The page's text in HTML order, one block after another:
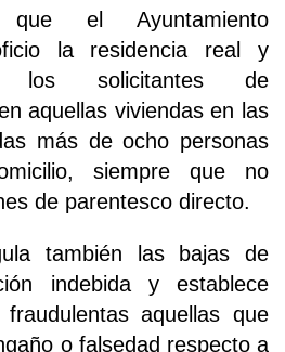
el Ayuntamiento
la residencia real y
los solicitantes de
aquellas viviendas en las
más de ocho personas
siempre que no
de parentesco directo.
también las bajas de
indebida y establece
aquellas que
o falsedad respecto a